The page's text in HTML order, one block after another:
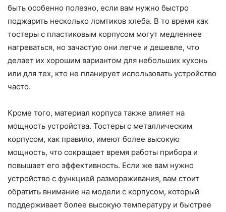
быть особенно полезно, если вам нужно быстро
поджарить несколько ломтиков хлеба. В то время как
тостеры с пластиковым корпусом могут медленнее
нагреваться, но зачастую они легче и дешевле, что
делает их хорошим вариантом для небольших кухонь
или для тех, кто не планирует использовать устройство
часто.
Кроме того, материал корпуса также влияет на
мощность устройства. Тостеры с металлическим
корпусом, как правило, имеют более высокую
мощность, что сокращает время работы прибора и
повышает его эффективность. Если же вам нужно
устройство с функцией размораживания, вам стоит
обратить внимание на модели с корпусом, который
поддерживает более высокую температуру и быстрее